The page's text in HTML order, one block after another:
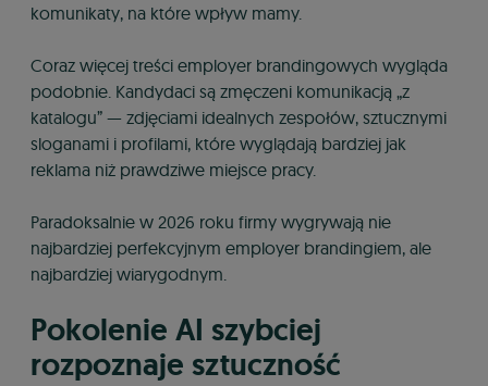
komunikaty, na które wpływ mamy.
Coraz więcej treści employer brandingowych wygląda
podobnie. Kandydaci są zmęczeni komunikacją „z
katalogu” — zdjęciami idealnych zespołów, sztucznymi
sloganami i profilami, które wyglądają bardziej jak
reklama niż prawdziwe miejsce pracy.
Paradoksalnie w 2026 roku firmy wygrywają nie
najbardziej perfekcyjnym employer brandingiem, ale
najbardziej wiarygodnym.
Pokolenie AI szybciej
rozpoznaje sztuczność